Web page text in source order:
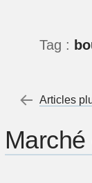
Tag :
←
Articles